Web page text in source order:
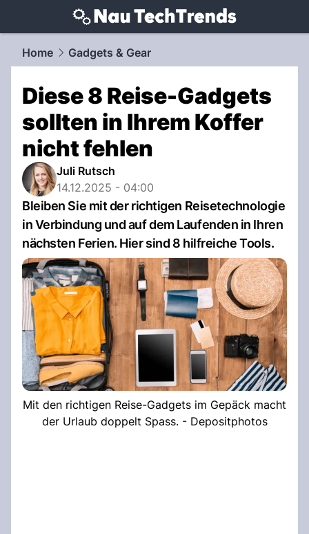
techtrends.NAU.ch
Home Gadgets & Gear
Diese 8 Reise-Gadgets
sollten in Ihrem Koffer
nicht fehlen
Juli Rutsch
14.12.2025 - 04:00
Bleiben Sie mit der richtigen Reisetechnologie
in Verbindung und auf dem Laufenden in Ihren
nächsten Ferien. Hier sind 8 hilfreiche Tools.
Mit den richtigen Reise-Gadgets im Gepäck macht
der Urlaub doppelt Spass. - Depositphotos